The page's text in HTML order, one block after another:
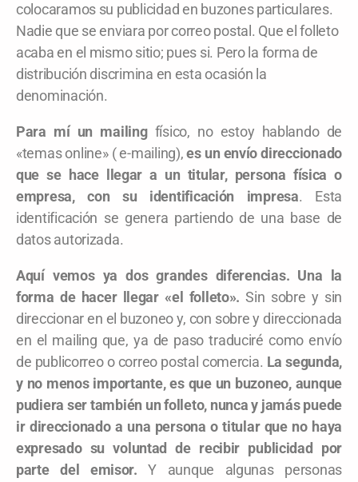
colocaramos su publicidad en buzones particulares.
Nadie que se enviara por correo postal. Que el folleto
acaba en el mismo sitio; pues si. Pero la forma de
distribución discrimina en esta ocasión la
denominación.
Para mí un mailingfísico, no estoy hablando de
«temas online» ( e-mailing),es un envío direccionado
que se hace llegar a un titular, persona física o
empresa, con su identificación impresa. Esta
identificación se genera partiendo de una base de
datos autorizada.
Aquí vemos ya dos grandes diferencias. Una la
forma de hacer llegar «el folleto». Sin sobre y sin
direccionar en el buzoneo y, con sobre y direccionada
en el mailing que, ya de paso traduciré como envío
de publicorreo o correo postal comercia. La segunda,
y no menos importante, es que un buzoneo, aunque
pudiera ser también un folleto, nunca y jamás puede
ir direccionado a una persona o titular que no haya
expresado su voluntad de recibir publicidad por
parte del emisor. Y aunque algunas personas